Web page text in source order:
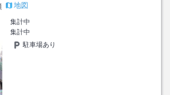
地図
集計中
集計中
駐車場あり